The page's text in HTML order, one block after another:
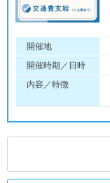
開催地
開催時期／日時
内容／特徴